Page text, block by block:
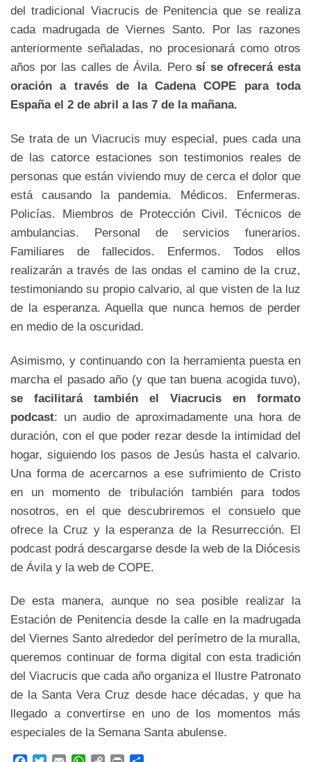
del tradicional Viacrucis de Penitencia que se realiza
cada madrugada de Viernes Santo. Por las razones
anteriormente señaladas, no procesionará como otros
años por las calles de Ávila. Perosí se ofrecerá esta
oración a través de la Cadena COPE para toda
España el 2 de abril a las 7 de la mañana.
Se trata de un Viacrucis muy especial, pues cada una
de las catorce estaciones son testimonios reales de
personas que están viviendo muy de cerca el dolor que
está causando la pandemia. Médicos. Enfermeras.
Policías. Miembros de Protección Civil. Técnicos de
ambulancias. Personal de servicios funerarios.
Familiares de fallecidos. Enfermos. Todos ellos
realizarán a través de las ondas el camino de la cruz,
testimoniando su propio calvario, al que visten de la luz
de la esperanza. Aquella que nunca hemos de perder
en medio de la oscuridad.
Asimismo, y continuando con la herramienta puesta en
marcha el pasado año (y que tan buena acogida tuvo),
se facilitará también el Viacrucis en formato
podcast: un audio de aproximadamente una hora de
duración, con el que poder rezar desde la intimidad del
hogar, siguiendo los pasos de Jesús hasta el calvario.
Una forma de acercarnos a ese sufrimiento de Cristo
en un momento de tribulación también para todos
nosotros, en el que descubriremos el consuelo que
ofrece la Cruz y la esperanza de la Resurrección. El
podcast podrá descargarse desde la web de la Diócesis
de Ávila y la web de COPE.
De esta manera, aunque no sea posible realizar la
Estación de Penitencia desde la calle en la madrugada
del Viernes Santo alrededor del perímetro de la muralla,
queremos continuar de forma digital con esta tradición
del Viacrucis que cada año organiza el Ilustre Patronato
de la Santa Vera Cruz desde hace décadas, y que ha
llegado a convertirse en uno de los momentos más
especiales de la Semana Santa abulense.